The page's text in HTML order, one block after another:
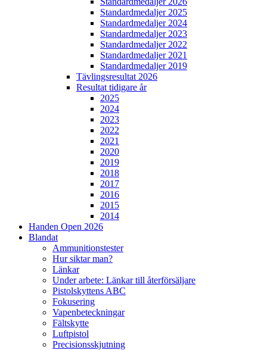
Standardmedaljer 2025
Standardmedaljer 2024
Standardmedaljer 2023
Standardmedaljer 2022
Standardmedaljer 2021
Standardmedaljer 2019
Tävlingsresultat 2026
Resultat tidigare år
2025
2024
2023
2022
2021
2020
2019
2018
2017
2016
2015
2014
Handen Open 2026
Blandat
Ammunitionstester
Hur siktar man?
Länkar
Under arbete: Länkar till återförsäljare
Pistolskyttens ABC
Fokusering
Vapenbeteckningar
Fältskytte
Luftpistol
Precisionsskjutning